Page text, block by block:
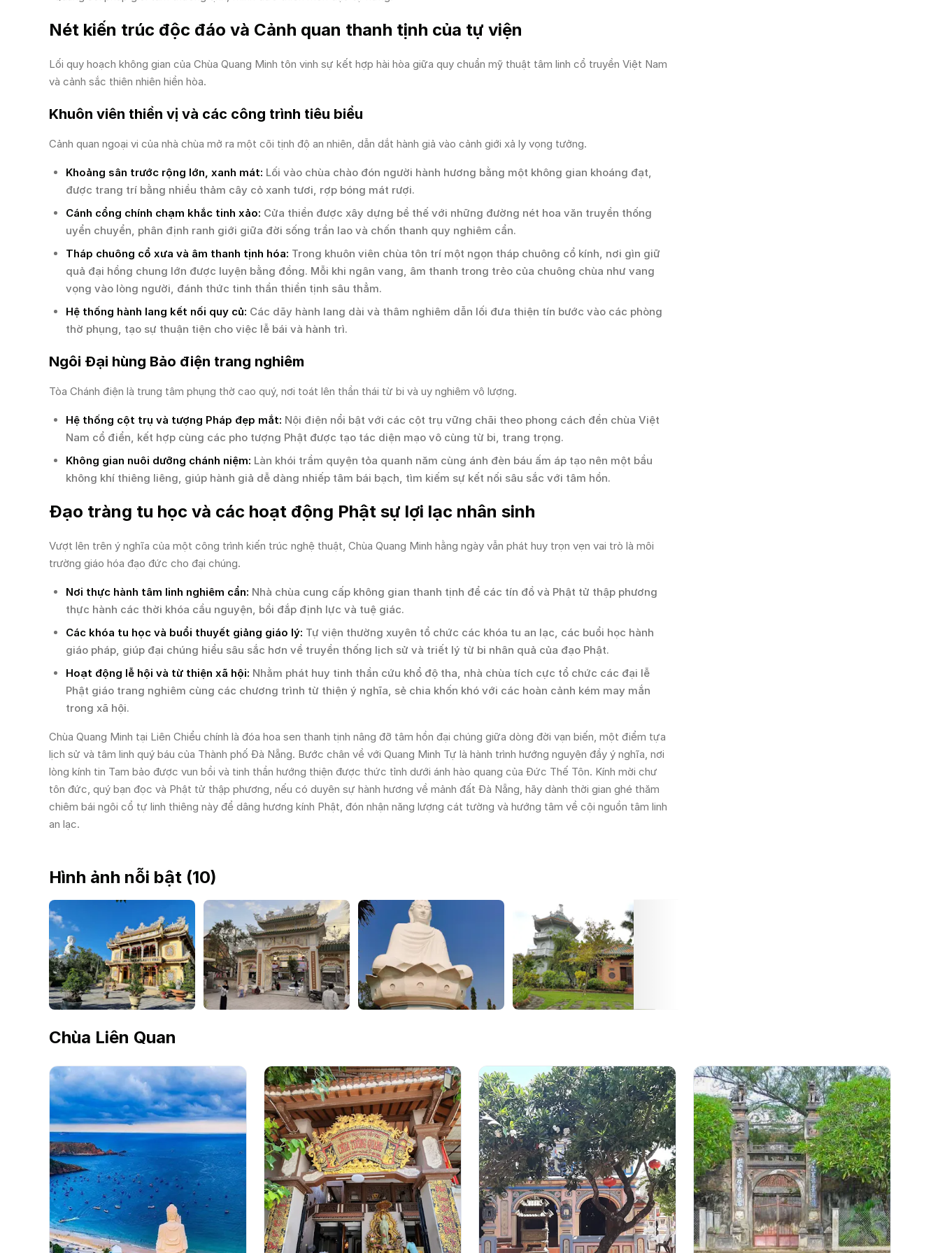
Nét kiến trúc độc đáo và Cảnh quan thanh tịnh của tự viện
Lối quy hoạch không gian của Chùa Quang Minh tôn vinh sự kết hợp hài hòa giữa quy chuẩn mỹ thuật tâm linh cổ truyền Việt Nam
và cảnh sắc thiên nhiên hiền hòa.
Khuôn viên thiền vị và các công trình tiêu biểu
Cảnh quan ngoại vi của nhà chùa mở ra một cõi tịnh độ an nhiên, dẫn dắt hành giả vào cảnh giới xả ly vọng tưởng.
Khoảng sân trước rộng lớn, xanh mát: Lối vào chùa chào đón người hành hương bằng một không gian khoáng đạt,
được trang trí bằng nhiều thảm cây cỏ xanh tươi, rợp bóng mát rượi.
Cánh cổng chính chạm khắc tinh xảo: Cửa thiền được xây dựng bề thế với những đường nét hoa văn truyền thống
uyển chuyển, phân định ranh giới giữa đời sống trần lao và chốn thanh quy nghiêm cẩn.
Tháp chuông cổ xưa và âm thanh tịnh hóa: Trong khuôn viên chùa tôn trí một ngọn tháp chuông cổ kính, nơi gìn giữ
quả đại hồng chung lớn được luyện bằng đồng. Mỗi khi ngân vang, âm thanh trong trẻo của chuông chùa như vang
vọng vào lòng người, đánh thức tinh thần thiền tịnh sâu thẳm.
Hệ thống hành lang kết nối quy củ: Các dãy hành lang dài và thâm nghiêm dẫn lối đưa thiện tín bước vào các phòng
thờ phụng, tạo sự thuận tiện cho việc lễ bái và hành trì.
Ngôi Đại hùng Bảo điện trang nghiêm
Tòa Chánh điện là trung tâm phụng thờ cao quý, nơi toát lên thần thái từ bi và uy nghiêm vô lượng.
Hệ thống cột trụ và tượng Pháp đẹp mắt: Nội điện nổi bật với các cột trụ vững chãi theo phong cách đền chùa Việt
Nam cổ điển, kết hợp cùng các pho tượng Phật được tạo tác diện mạo vô cùng từ bi, trang trọng.
Không gian nuôi dưỡng chánh niệm: Làn khói trầm quyện tỏa quanh năm cùng ánh đèn báu ấm áp tạo nên một bầu
không khí thiêng liêng, giúp hành giả dễ dàng nhiếp tâm bái bạch, tìm kiếm sự kết nối sâu sắc với tâm hồn.
Đạo tràng tu học và các hoạt động Phật sự lợi lạc nhân sinh
Vượt lên trên ý nghĩa của một công trình kiến trúc nghệ thuật, Chùa Quang Minh hằng ngày vẫn phát huy trọn vẹn vai trò là môi
trường giáo hóa đạo đức cho đại chúng.
Nơi thực hành tâm linh nghiêm cẩn: Nhà chùa cung cấp không gian thanh tịnh để các tín đồ và Phật tử thập phương
thực hành các thời khóa cầu nguyện, bồi đắp định lực và tuệ giác.
Các khóa tu học và buổi thuyết giảng giáo lý: Tự viện thường xuyên tổ chức các khóa tu an lạc, các buổi học hành
giáo pháp, giúp đại chúng hiểu sâu sắc hơn về truyền thống lịch sử và triết lý từ bi nhân quả của đạo Phật.
Hoạt động lễ hội và từ thiện xã hội: Nhằm phát huy tinh thần cứu khổ độ tha, nhà chùa tích cực tổ chức các đại lễ
Phật giáo trang nghiêm cùng các chương trình từ thiện ý nghĩa, sẻ chia khốn khó với các hoàn cảnh kém may mắn
trong xã hội.
Chùa Quang Minh tại Liên Chiểu chính là đóa hoa sen thanh tịnh nâng đỡ tâm hồn đại chúng giữa dòng đời vạn biến, một điểm tựa
lịch sử và tâm linh quý báu của Thành phố Đà Nẵng. Bước chân về với Quang Minh Tự là hành trình hướng nguyện đầy ý nghĩa, nơi
lòng kính tin Tam bảo được vun bồi và tinh thần hướng thiện được thức tỉnh dưới ánh hào quang của Đức Thế Tôn. Kính mời chư
tôn đức, quý bạn đọc và Phật tử thập phương, nếu có duyên sự hành hương về mảnh đất Đà Nẵng, hãy dành thời gian ghé thăm
chiêm bái ngôi cổ tự linh thiêng này để dâng hương kính Phật, đón nhận năng lượng cát tường và hướng tâm về cội nguồn tâm linh
an lạc.
Hình ảnh nỗi bật (10)
Chùa Liên Quan